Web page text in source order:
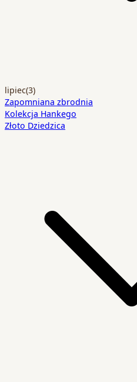
lipiec(3)
Zapomniana zbrodnia
Kolekcja Hankego
Złoto Dziedzica